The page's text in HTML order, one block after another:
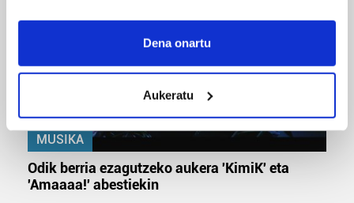
If you allow, we would also like to:
Collect information about your geographical
meters
Identify your device by actively scanning it for
specific characteristics (fingerprinting)
Find out more about how your personal data is processed
Dena onartu
Aukeratu
MUSIKA
Odik berria ezagutzeko aukera 'KimiK' eta
'Amaaaa!' abestiekin